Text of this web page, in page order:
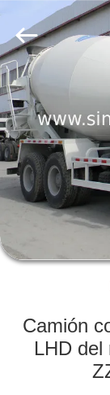
EN
CASA.
SOBRE
POR
FÁBRICA
INTERNATIONAL
LTD..
All
Rights
Reserved.
Camión
LHD del